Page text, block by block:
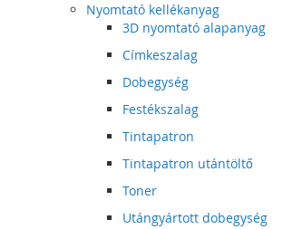
Nyomtató kellékanyag
3D nyomtató alapanyag
Címkeszalag
Dobegység
Festékszalag
Tintapatron
Tintapatron utántöltő
Toner
Utángyártott dobegység